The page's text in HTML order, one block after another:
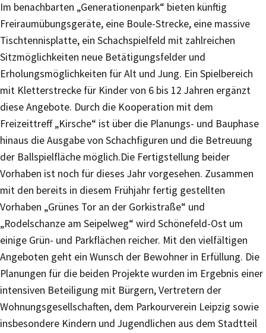
Im benachbarten „Generationenpark“ bieten künftig
Freiraumübungsgeräte, eine Boule-Strecke, eine massive
Tischtennisplatte, ein Schachspielfeld mit zahlreichen
Sitzmöglichkeiten neue Betätigungsfelder und
Erholungsmöglichkeiten für Alt und Jung. Ein Spielbereich
mit Kletterstrecke für Kinder von 6 bis 12 Jahren ergänzt
diese Angebote. Durch die Kooperation mit dem
Freizeittreff „Kirsche“ ist über die Planungs- und Bauphase
hinaus die Ausgabe von Schachfiguren und die Betreuung
der Ballspielfläche möglich.Die Fertigstellung beider
Vorhaben ist noch für dieses Jahr vorgesehen. Zusammen
mit den bereits in diesem Frühjahr fertig gestellten
Vorhaben „Grünes Tor an der Gorkistraße“ und
„Rodelschanze am Seipelweg“ wird Schönefeld-Ost um
einige Grün- und Parkflächen reicher. Mit den vielfältigen
Angeboten geht ein Wunsch der Bewohner in Erfüllung. Die
Planungen für die beiden Projekte wurden im Ergebnis einer
intensiven Beteiligung mit Bürgern, Vertretern der
Wohnungsgesellschaften, dem Parkourverein Leipzig sowie
insbesondere Kindern und Jugendlichen aus dem Stadtteil